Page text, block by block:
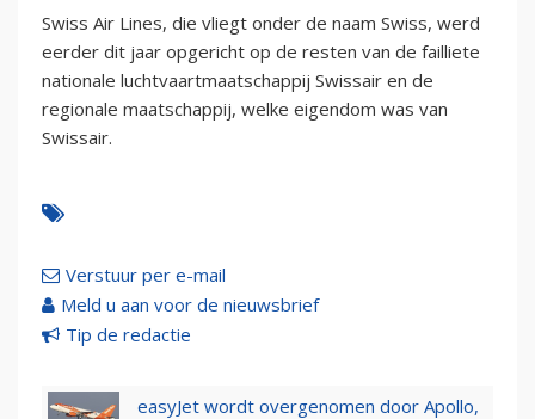
Swiss Air Lines, die vliegt onder de naam Swiss, werd
eerder dit jaar opgericht op de resten van de failliete
nationale luchtvaartmaatschappij Swissair en de
regionale maatschappij, welke eigendom was van
Swissair.
Verstuur per e-mail
Meld u aan voor de nieuwsbrief
Tip de redactie
easyJet wordt overgenomen door Apollo,